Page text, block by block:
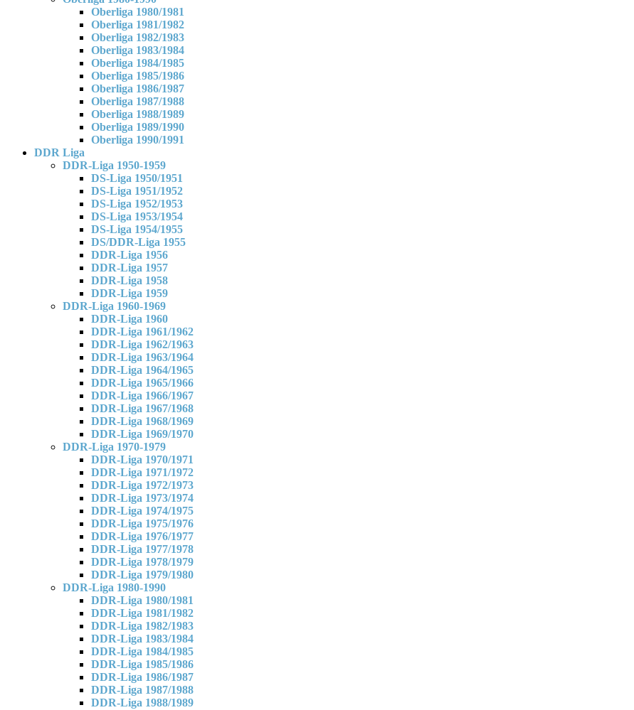
Oberliga 1980/1981
Oberliga 1981/1982
Oberliga 1982/1983
Oberliga 1983/1984
Oberliga 1984/1985
Oberliga 1985/1986
Oberliga 1986/1987
Oberliga 1987/1988
Oberliga 1988/1989
Oberliga 1989/1990
Oberliga 1990/1991
DDR Liga
DDR-Liga 1950-1959
DS-Liga 1950/1951
DS-Liga 1951/1952
DS-Liga 1952/1953
DS-Liga 1953/1954
DS-Liga 1954/1955
DS/DDR-Liga 1955
DDR-Liga 1956
DDR-Liga 1957
DDR-Liga 1958
DDR-Liga 1959
DDR-Liga 1960-1969
DDR-Liga 1960
DDR-Liga 1961/1962
DDR-Liga 1962/1963
DDR-Liga 1963/1964
DDR-Liga 1964/1965
DDR-Liga 1965/1966
DDR-Liga 1966/1967
DDR-Liga 1967/1968
DDR-Liga 1968/1969
DDR-Liga 1969/1970
DDR-Liga 1970-1979
DDR-Liga 1970/1971
DDR-Liga 1971/1972
DDR-Liga 1972/1973
DDR-Liga 1973/1974
DDR-Liga 1974/1975
DDR-Liga 1975/1976
DDR-Liga 1976/1977
DDR-Liga 1977/1978
DDR-Liga 1978/1979
DDR-Liga 1979/1980
DDR-Liga 1980-1990
DDR-Liga 1980/1981
DDR-Liga 1981/1982
DDR-Liga 1982/1983
DDR-Liga 1983/1984
DDR-Liga 1984/1985
DDR-Liga 1985/1986
DDR-Liga 1986/1987
DDR-Liga 1987/1988
DDR-Liga 1988/1989